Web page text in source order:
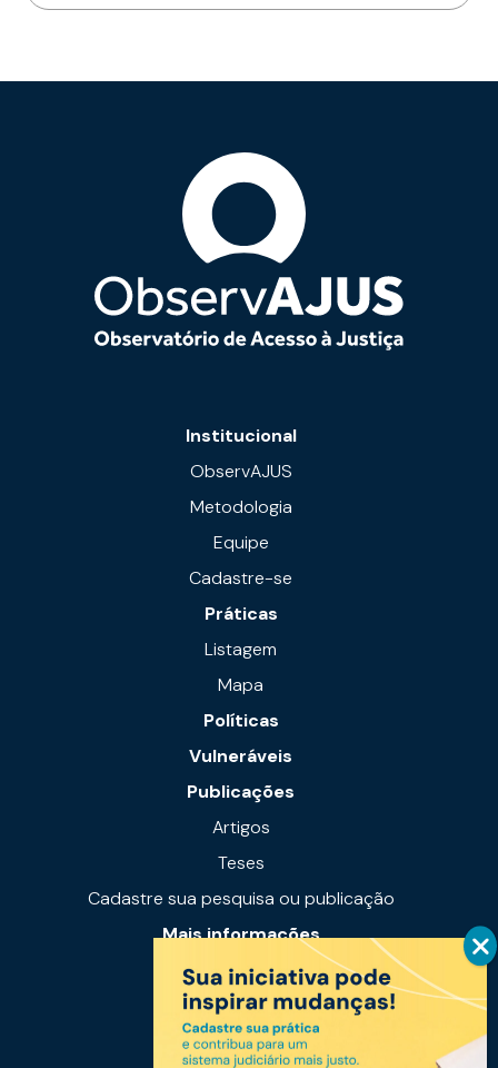
Institucional
ObservAJUS
Metodologia
Equipe
Cadastre-se
Práticas
Listagem
Mapa
Políticas
Vulneráveis
Publicações
Artigos
Teses
Cadastre sua pesquisa ou publicação
Mais informações
Notícias
Links úteis
Fale conosco